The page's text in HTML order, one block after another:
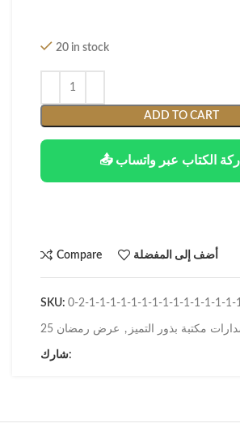
20 in stock
ADD TO CART
الكتاب عبر واتساب
Compare أضف إلى المفضلة
SKU: 0-2-1-1-1-1-1-1-1-1-1-1-1-1-1-1-
مكتبة بذور التميز ,
شارك: